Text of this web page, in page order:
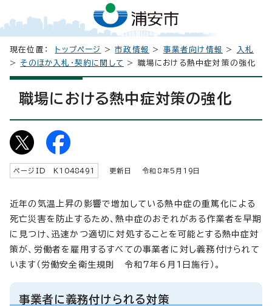
現在位置： トップページ >市政情報 > 事業者向け情報 >
入札
> そのほか入札・契約に関して > 職場における熱中症対策の強化
職場における熱中症対策の強化
ページID K 1048491 更新日 令和8年5月 19 日
近年の気温上昇の影響で増加している熱中症の重篤化による
死亡災害を防止するため、熱中症のおそれがある作業者を早期
に見つけ、迅速かつ適切に対処することを可能とする熱中症対
策が、労働者を雇用するすべての事業者に対し義務付けられて
います（労働安全衛生規則 令和7年6月1日施行）。
事業者に義務付けられる対策